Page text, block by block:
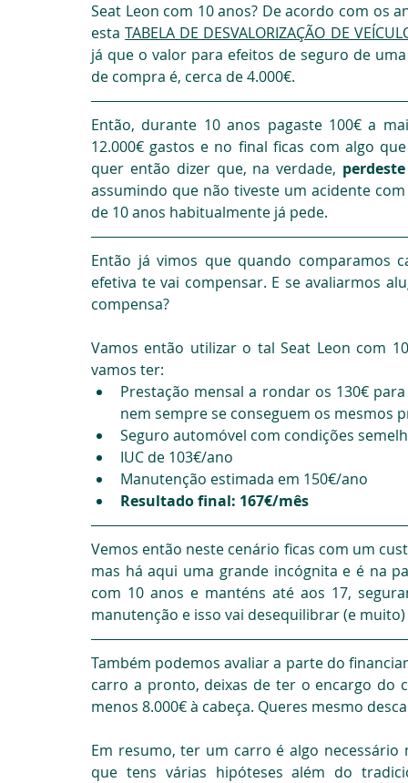
Seat Leon com 10 anos? De acordo com os
esta TABELA DE DESVALORIZAÇÃO DE
já que o valor para efeitos de seguro de
de compra é, cerca de 4.000€.
Então, durante 10 anos pagaste 100€ a
12.000€ gastos e no final ficas com algo
quer então dizer que, na verdade,
assumindo que não tiveste um acidente
de 10 anos habitualmente já pede.
Então já vimos que quando comparamos
efetiva te vai compensar. E se avaliarmos
compensa?
Vamos então utilizar o tal Seat Leon com
vamos ter:
Prestação mensal a rondar os 130€
nem sempre se conseguem os mesmos
Seguro automóvel com condições
IUC de 103€/ano
Manutenção estimada em 150€/ano
Resultado final: 167€/mês
Vemos então neste cenário ficas com um
mas há aqui uma grande incógnita e é na
com 10 anos e manténs até aos 17,
manutenção e isso vai desequilibrar (e
Também podemos avaliar a parte do
carro a pronto, deixas de ter o encargo do
menos 8.000€ à cabeça. Queres mesmo
Em resumo, ter um carro é algo
que tens várias hipóteses além do